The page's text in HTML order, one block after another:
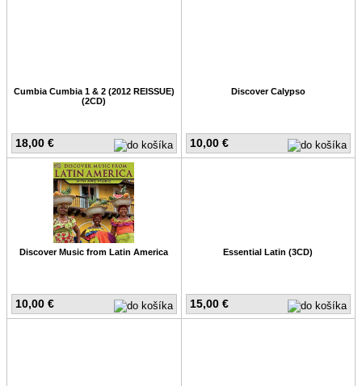
18,00 €
Cumbia Cumbia 1 & 2 (2012 REISSUE)
(2CD)
10,00 €
Discover Calypso
10,00 €
Discover Music from Latin America
15,00 €
Essential Latin (3CD)